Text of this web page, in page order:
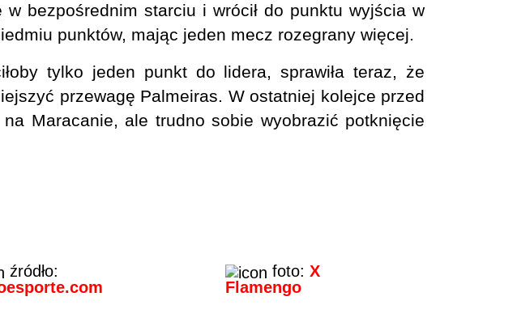
w bezpośrednim starciu i wrócił do punktu wyjścia w
punktów, mając jeden mecz rozegrany więcej.
tylko jeden punkt do lidera, sprawiła teraz, że
przewagę Palmeiras. W ostatniej kolejce przed
Maracanie, ale trudno sobie wyobrazić potknięcie
źródło:
foto:X
Flamengo